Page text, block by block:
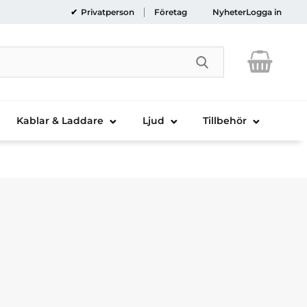
Privatperson Företag NyheterLogga in
Genomför
Kablar & Laddare Ljud Tillbehör